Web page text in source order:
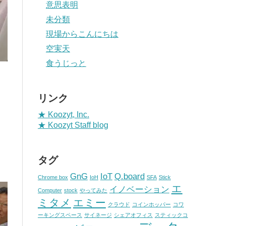
意思表明
未分類
現場からこんにちは
空実天
食うじっと
リンク
★ Koozyt, Inc.
★ Koozyt Staff blog
タグ
Chrome box GnG IoH IoT Q.board SFA Stick
Computer stock やってみた イノベーション エ
ミタメ エミー クラウド コインホッパー コワ
ーキングスペース サイネージ シェアオフィス スティックコ